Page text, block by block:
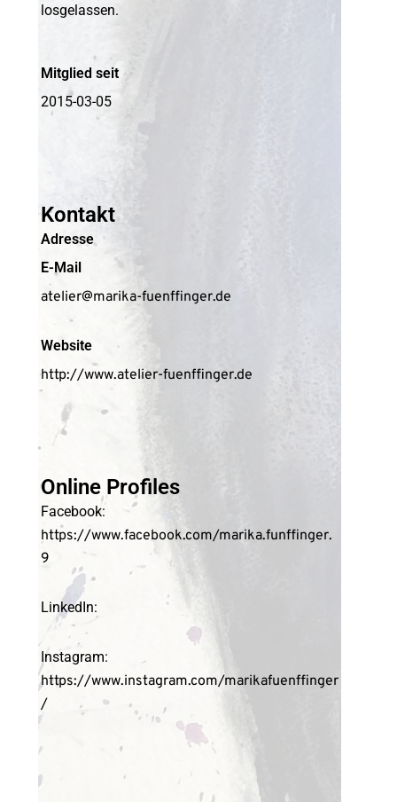
losgelassen.
Mitglied seit
2015-03-05
Kontakt
Adresse
E-Mail
atelier@marika-fuenffinger.de
Website
http://www.atelier-fuenffinger.de
Online Profiles
Facebook:
https://www.facebook.com/marika.funffinger.
9
LinkedIn:
Instagram:
https://www.instagram.com/marikafuenffinger
/